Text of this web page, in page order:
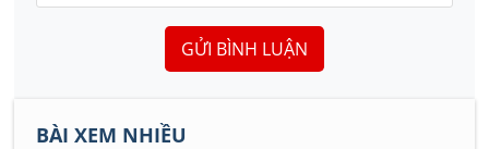
GỬI BÌNH LUẬN
BÀI XEM NHIỀU